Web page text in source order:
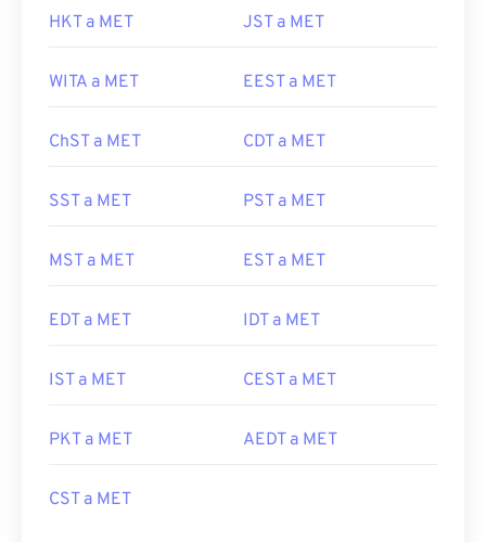
HKT a MET JST a MET
WITA a MET EEST a MET
ChST a MET CDT a MET
SST a MET PST a MET
MST a MET EST a MET
EDT a MET IDT a MET
IST a MET CEST a MET
PKT a MET AEDT a MET
CST a MET